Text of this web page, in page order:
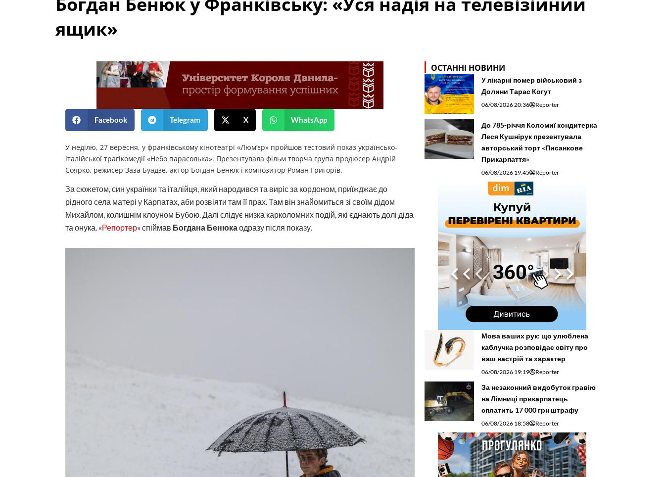
ящик»
Facebook Telegram X WhatsApp
У неділю, 27 вересня, у франківському кінотеатрі «Люм’єр» пройшов тестовий показ українсько-
італійської трагікомедії «Небо парасолька». Презентувала фільм творча група продюсер Андрій
Соярко, режисер Заза Буадзе, актор Богдан Бенюк і композитор Роман Григорів.
За сюжетом, син українки та італійця, який народився та виріс за кордоном, приїжджає до
рідного села матері у Карпатах, аби розвіяти там її прах. Там він знайомиться зі своїм дідом
Михайлом, колишнім клоуном Бубою. Далі слідує низка карколомних подій, які єднають долі діда
та онука. «Репортер» спіймав Богдана Бенюка одразу після показу.
ОСТАННІ НОВИНИ
У лікарні помер військовий з
Долини Тарас Когут
06/08/2026 20:36 Reporter
До 785-річчя Коломиї кондитерка
Леся Кушнірук презентувала
авторський торт «Писанкове
Прикарпаття»
06/08/2026 19:45 Reporter
Мова ваших рук: що улюблена
каблучка розповідає світу про
ваш настрій та характер
06/08/2026 19:19 Reporter
За незаконний видобуток гравію
на Лімниці прикарпатець
сплатить 17 000 грн штрафу
06/08/2026 18:58 Reporter